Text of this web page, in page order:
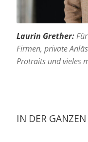
Laurin Grether:Für
Firmen, private
Protraits und vieles
IN DER